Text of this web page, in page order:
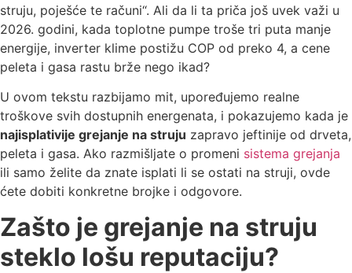
struju, poješće te računi“. Ali da li ta priča još uvek važi u
2026. godini, kada toplotne pumpe troše tri puta manje
energije, inverter klime postižu COP od preko 4, a cene
peleta i gasa rastu brže nego ikad?
U ovom tekstu razbijamo mit, upoređujemo realne
troškove svih dostupnih energenata, i pokazujemo kada je
najisplativije grejanje na struju zapravo jeftinije od drveta,
peleta i gasa. Ako razmišljate o promeni sistema grejanja
ili samo želite da znate isplati li se ostati na struji, ovde
ćete dobiti konkretne brojke i odgovore.
Zašto je grejanje na struju
steklo lošu reputaciju?